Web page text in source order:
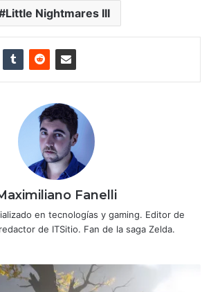
Little Nightmares III
Fanelli
en tecnologías y gaming. Editor de
de ITSitio. Fan de la saga Zelda.